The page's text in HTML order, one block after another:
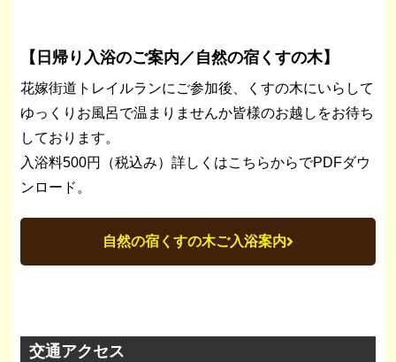
【日帰り入浴のご案内／自然の宿くすの木】
花嫁街道トレイルランにご参加後、くすの木にいらして
ゆっくりお風呂で温まりませんか皆様のお越しをお待ち
しております。
入浴料500円（税込み）詳しくはこちらからでPDFダウ
ンロード。
自然の宿くすの木ご入浴案内
交通アクセス